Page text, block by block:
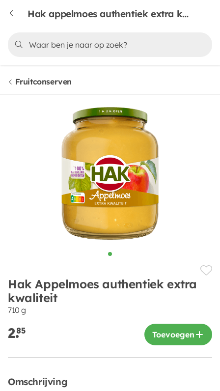
Hak appelmoes authentiek extra kwaliteit
Fruitconserven
Hak Appelmoes authentiek extra
kwaliteit
710 g
2.85 Toevoegen
Omschrijving